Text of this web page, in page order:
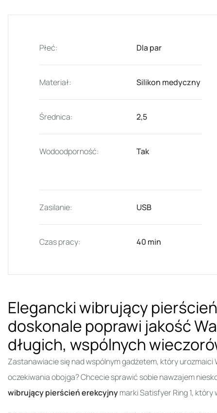
Płeć: Dla par
Materiał: Silikon medyczny
Średnica: 2,5
Wodoodporność: Tak
Zasilanie: USB
Czas pracy: 40 min
Elegancki wibrujący
doskonale poprawi jakość
długich, wspólnych
Zastanawiacie się nad wspólnym gadżetem, który
oczekiwania obojga? Chcecie sprawić sobie nawzajem
wibrujący pierścień erekcyjnymarki Satisfyer Ring 1,